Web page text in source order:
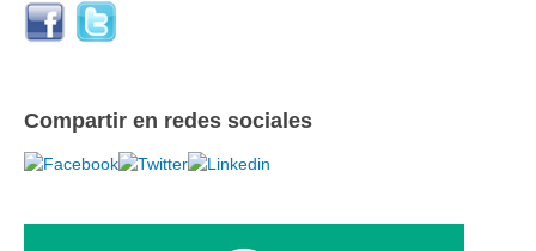
Compartir en redes sociales